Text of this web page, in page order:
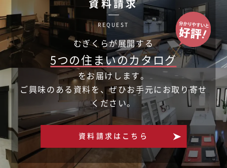
資料請求
REQUEST
むぎくらが展開する
5つの住まいのカタログ
をお届けします。
ご興味のある資料を、ぜひお手元にお取り寄せ
ください。
資料請求はこちら